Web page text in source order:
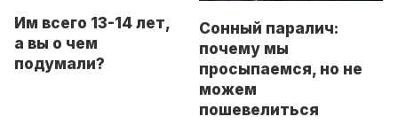
Им всего 13-14 лет,
а вы о чем
подумали?
Сонный паралич:
почему мы
просыпаемся, но не
можем
пошевелиться